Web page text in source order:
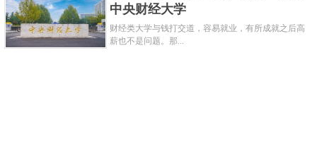
关键字：大学
共3页: 上一页 1 2 3 下一页
中央财经大学
财经类大学与钱打交道，容易就业，有所成就之后高
薪也不是问题。那...